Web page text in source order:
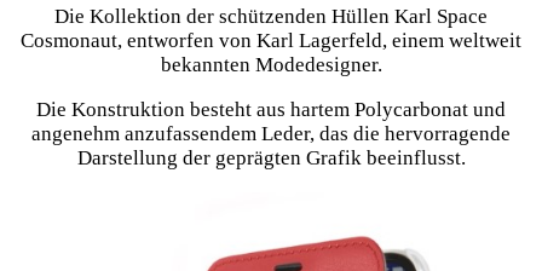
Die Kollektion der schützenden Hüllen Karl Space
Cosmonaut, entworfen von Karl Lagerfeld, einem weltweit
bekannten Modedesigner.
Die Konstruktion besteht aus hartem Polycarbonat und
angenehm anzufassendem Leder, das die hervorragende
Darstellung der geprägten Grafik beeinflusst.